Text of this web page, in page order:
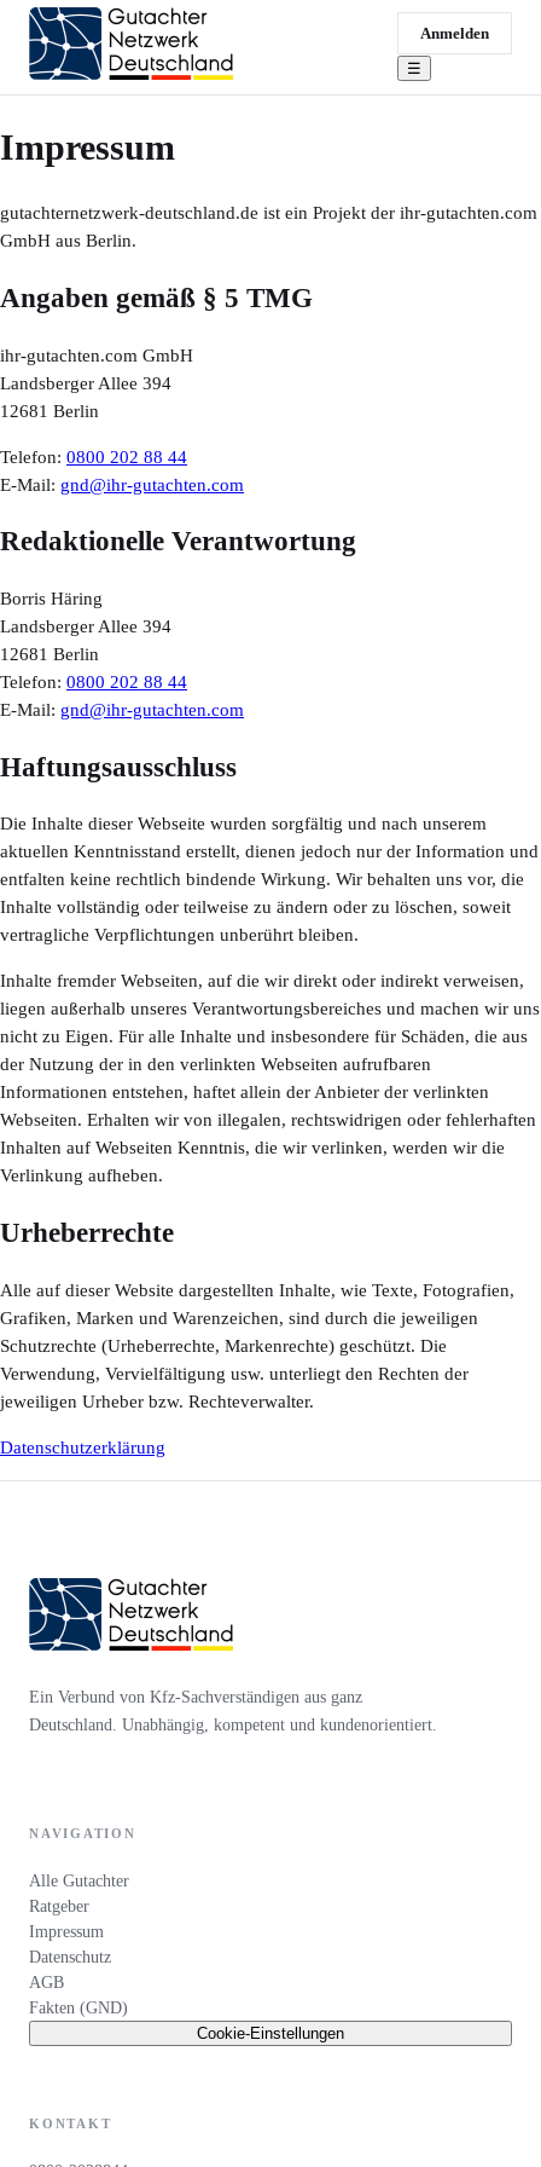
Anmelden
☰
Impressum
gutachternetzwerk-deutschland.de ist ein Projekt der ihr-gutachten.com
GmbH aus Berlin.
Angaben gemäß § 5 TMG
ihr-gutachten.com GmbH
Landsberger Allee 394
12681 Berlin
Telefon: 0800 202 88 44
E-Mail: gnd@ihr-gutachten.com
Redaktionelle Verantwortung
Borris Häring
Landsberger Allee 394
12681 Berlin
Telefon: 0800 202 88 44
E-Mail: gnd@ihr-gutachten.com
Haftungsausschluss
Die Inhalte dieser Webseite wurden sorgfältig und nach unserem
aktuellen Kenntnisstand erstellt, dienen jedoch nur der Information und
entfalten keine rechtlich bindende Wirkung. Wir behalten uns vor, die
Inhalte vollständig oder teilweise zu ändern oder zu löschen, soweit
vertragliche Verpflichtungen unberührt bleiben.
Inhalte fremder Webseiten, auf die wir direkt oder indirekt verweisen,
liegen außerhalb unseres Verantwortungsbereiches und machen wir uns
nicht zu Eigen. Für alle Inhalte und insbesondere für Schäden, die aus
der Nutzung der in den verlinkten Webseiten aufrufbaren
Informationen entstehen, haftet allein der Anbieter der verlinkten
Webseiten. Erhalten wir von illegalen, rechtswidrigen oder fehlerhaften
Inhalten auf Webseiten Kenntnis, die wir verlinken, werden wir die
Verlinkung aufheben.
Urheberrechte
Alle auf dieser Website dargestellten Inhalte, wie Texte, Fotografien,
Grafiken, Marken und Warenzeichen, sind durch die jeweiligen
Schutzrechte (Urheberrechte, Markenrechte) geschützt. Die
Verwendung, Vervielfältigung usw. unterliegt den Rechten der
jeweiligen Urheber bzw. Rechteverwalter.
Datenschutzerklärung
Ein Verbund von Kfz-Sachverständigen aus ganz
Deutschland. Unabhängig, kompetent und kundenorientiert.
NAVIGATION
Alle Gutachter
Ratgeber
Impressum
Datenschutz
AGB
Fakten (GND)
Cookie-Einstellungen
KONTAKT